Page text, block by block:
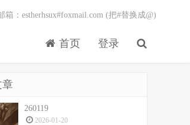
首页 登录
箱：estherhsux#foxmail.com (把#替换成@)
章
260119
2026-01-20